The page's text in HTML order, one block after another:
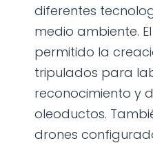
diferentes
medio ambiente.
permitido la
tripulados para
reconocimiento y
oleoductos.
drones